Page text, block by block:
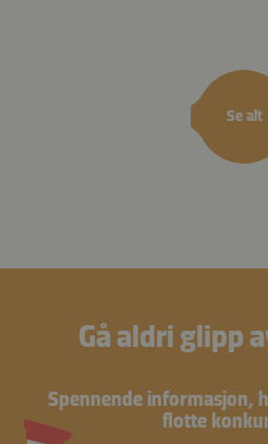
Se alt
Gå aldri glipp
Spennende informasjon,
flotte